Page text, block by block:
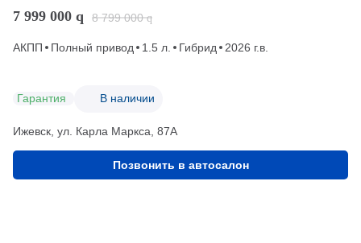
7 999 000 q 8 799 000 q
АКПП Полный привод 1.5 л. Гибрид 2026 г.в.
Гарантия В наличии
Ижевск, ул. Карла Маркса, 87А
Позвонить в автосалон